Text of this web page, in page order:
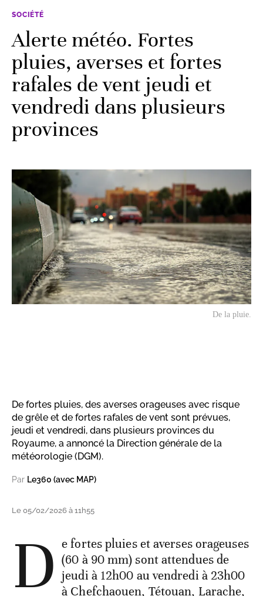
SOCIÉTÉ
Alerte météo. Fortes
pluies, averses et fortes
rafales de vent jeudi et
vendredi dans plusieurs
provinces
De la pluie.
De fortes pluies, des averses orageuses avec risque
de grêle et de fortes rafales de vent sont prévues,
jeudi et vendredi, dans plusieurs provinces du
Royaume, a annoncé la Direction générale de la
météorologie (DGM).
Par Le360 (avec MAP)
Le 05/02/2026 à 11h55
D e fortes pluies et averses orageuses
(60 à 90 mm) sont attendues de
jeudi à 12h00 au vendredi à 23h00
à Chefchaouen, Tétouan, Larache,